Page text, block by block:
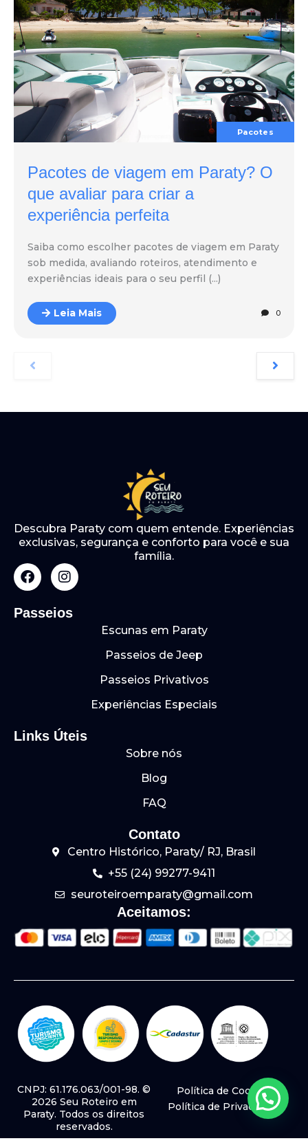
Pacotes
Pacotes de viagem em Paraty? O
que avaliar para criar a
experiência perfeita
Saiba como escolher pacotes de viagem em Paraty
sob medida, avaliando roteiros, atendimento e
experiências ideais para o seu perfil (...)
Leia Mais 0
Descubra Paraty com quem entende. Experiências
exclusivas, segurança e conforto para você e sua
família.
F
a
e
I
n
t
Passeios
Escunas em Paraty
Passeios de Jeep
Passeios Privativos
Experiências Especiais
Links Úteis
Sobre nós
Blog
FAQ
Contato
Centro Histórico, Paraty/ RJ, Brasil
+55 (24) 99277-9411
seuroteiroemparaty@gmail.com
Aceitamos:
CNPJ: 61.176.063/001-98. ©
2026 Seu Roteiro em
Paraty. Todos os direitos
reservados.
Política de Cookies
Política de Privacidade